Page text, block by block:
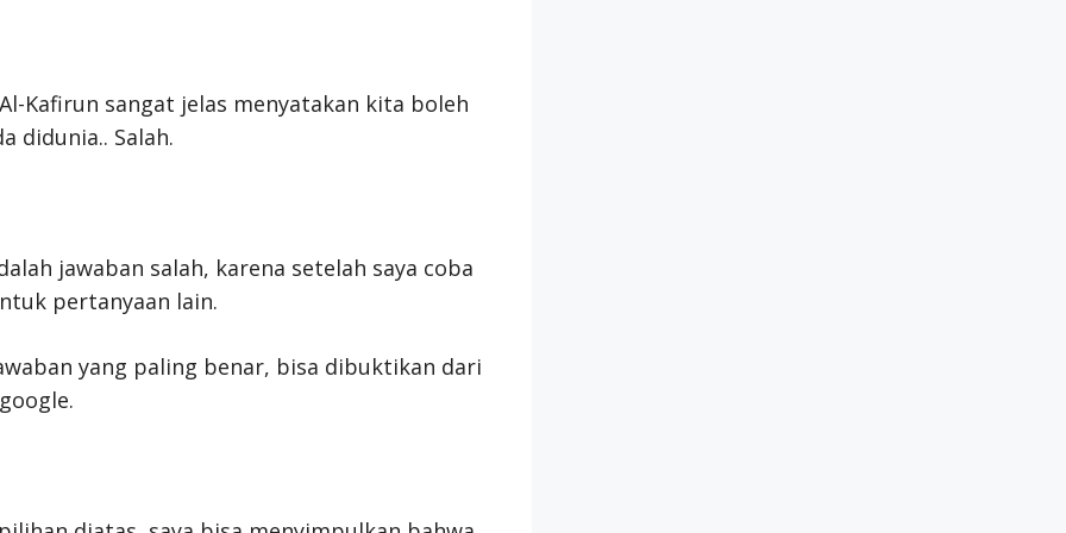
Kafirun sangat jelas menyatakan kita boleh
didunia.. Salah.
jawaban salah, karena setelah saya coba
pertanyaan lain.
yang paling benar, bisa dibuktikan dari